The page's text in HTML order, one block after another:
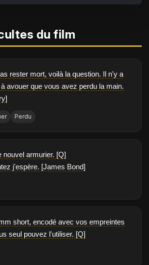
du film
rester mort, voilà la question. Il n'y a
avouer que vous avez perdu la main.
Perdu
nouvel armurier. [Q]
j'espère. [James Bond]
short, encodé avec vos empreintes
seul pouvez l'utiliser. [Q]